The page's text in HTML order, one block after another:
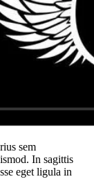
sem
In sagittis
eget ligula in